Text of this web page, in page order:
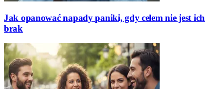
Jak opanować napady paniki, gdy celem nie jest ich
brak